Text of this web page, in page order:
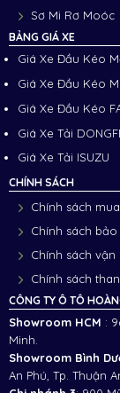
Sơ Mi Rơ Moóc
BẢNG GIÁ XE
Giá Xe Đầu Kéo
Giá Xe Đầu Kéo
Giá Xe Đầu Kéo
Giá Xe Tải
Giá Xe Tải ISUZU
CHÍNH SÁCH
Chính sách
Chính sách
Chính sách vận
Chính sách
CÔNG TY Ô TÔ
Showroom HCM :
Minh.
Showroom Bình
An Phú, Tp. Thuận